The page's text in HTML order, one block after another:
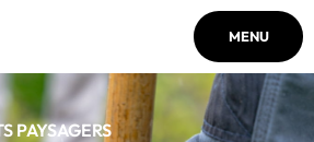
MENU
PAYSAGERS